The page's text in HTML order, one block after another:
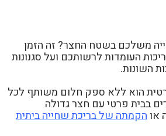
משלכם בשטח החצר? זה הזמן
העומדות לרשותכם ועל סגנונות
השונות.
הוא ללא ספק חלום משותף לכל
בבית פרטי עם חצר גדולה
אוהקמתה של בריכת שחייה ביתית